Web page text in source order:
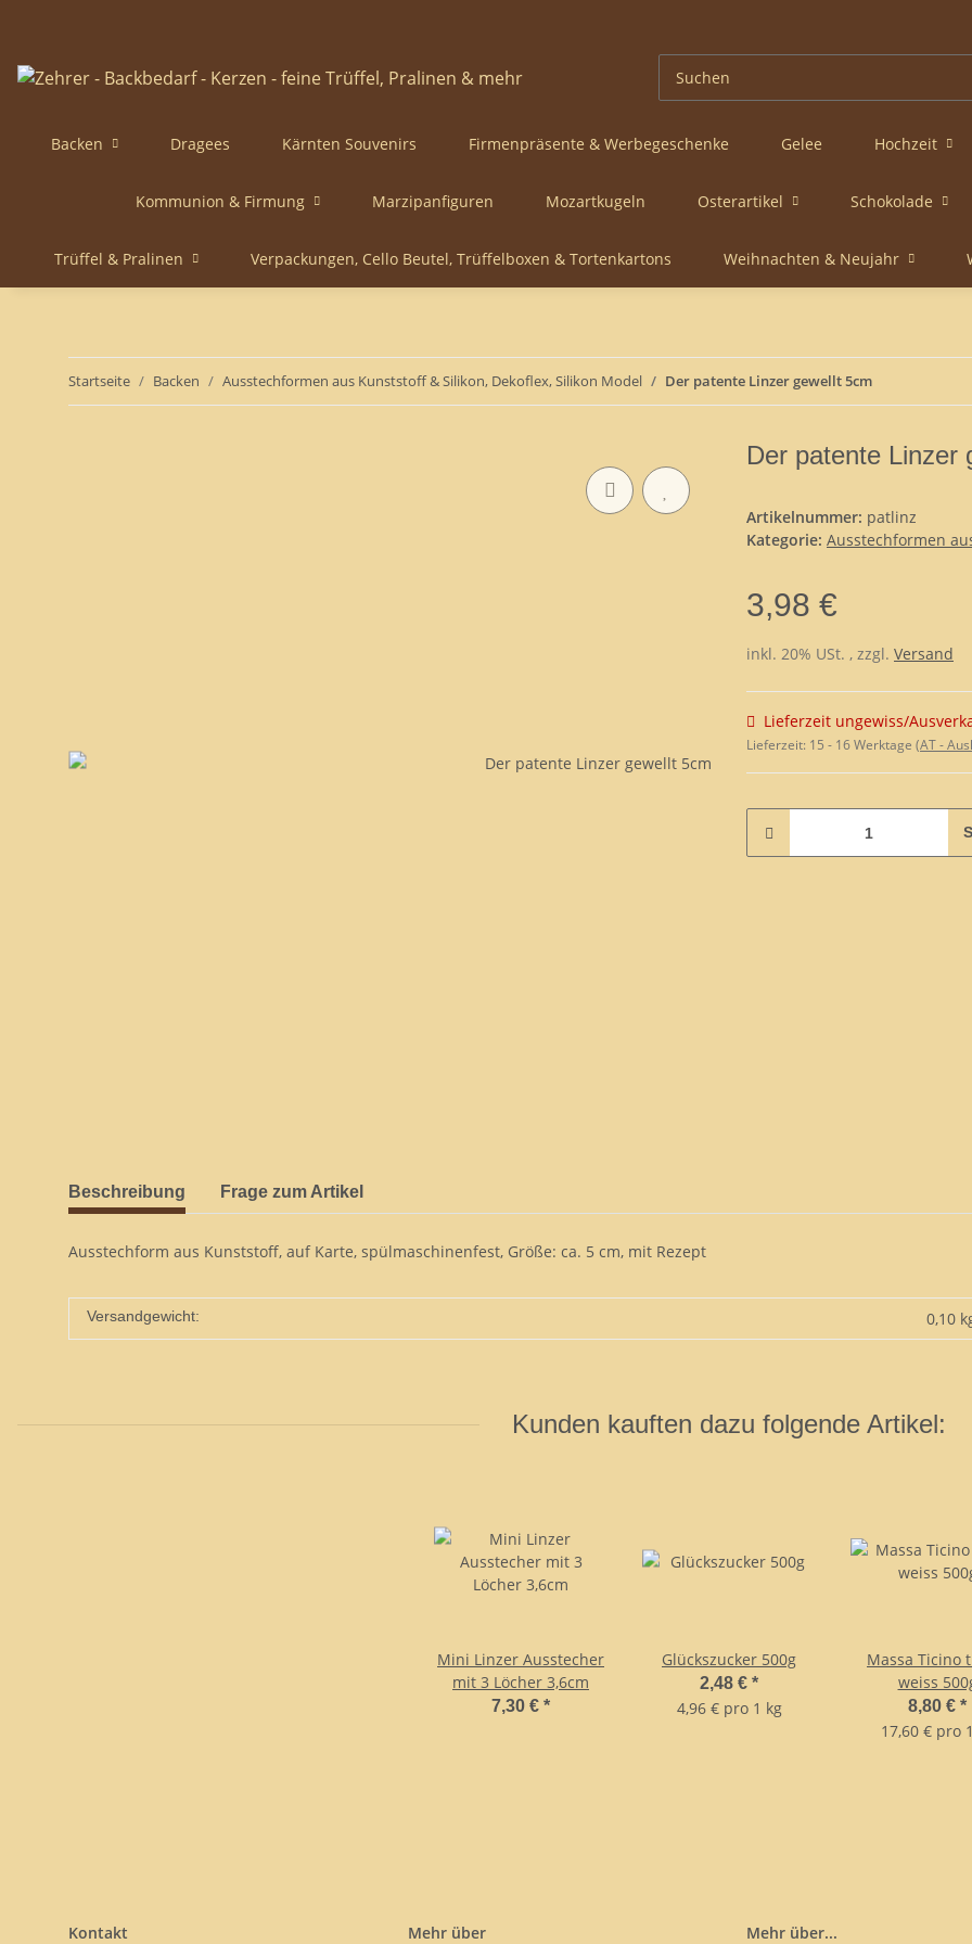
Backen Dragees Kärnten Souvenirs Firmenpräsente & Werbegeschenke Gelee Hochzeit
Kommunion & Firmung Marzipanfiguren Mozartkugeln Osterartikel Schokolade
Trüffel & Pralinen Verpackungen, Cello Beutel, Trüffelboxen & Tortenkartons Weihnachten & Neujahr
Startseite Backen Ausstechformen aus Kunststoff & Silikon, Dekoflex, Silikon Model Der patente Linzer gewellt 5cm
Der patente Linzer
Artikelnummer: patlinz
Kategorie: Ausstechformen
3,98 €
inkl. 20% USt. , zzgl. Versand
Lieferzeit ungewiss/
Lieferzeit: 15 - 16 Werktage (AT -
Beschreibung Frage zum Artikel
Ausstechform aus Kunststoff, auf Karte, spülmaschinenfest, Größe: ca. 5 cm, mit Rezept
Versandgewicht: 0,10
Kunden kauften dazu folgende Artikel:
Mini Linzer Ausstecher
mit 3 Löcher 3,6cm
7,30 € *
Glückszucker 500g
2,48 € *
4,96 € pro 1 kg
Massa Ticino
weiss
8,80 € *
17,60 € pro
Kontakt Mehr über Mehr über...